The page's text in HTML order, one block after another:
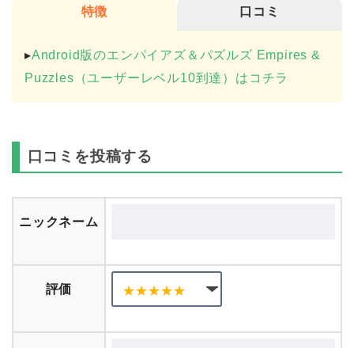
特徴 口コミ
▸Android版のエンパイアズ＆パズルズ Empires &
Puzzles（ユーザーレベル10到達）はコチラ
口コミを投稿する
ニックネーム
評価